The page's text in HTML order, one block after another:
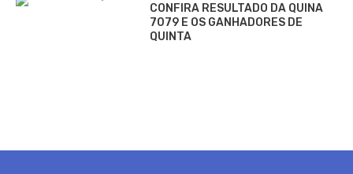
CONFIRA RESULTADO DA QUINA
7079 E OS GANHADORES DE
QUINTA